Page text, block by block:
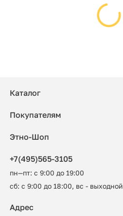
Каталог
Покупателям
Этно-Шоп
+7(495)565-3105
пн—пт: с 9:00 до 19:00
сб: с 9:00 до 18:00, вс - выходной
Адрес